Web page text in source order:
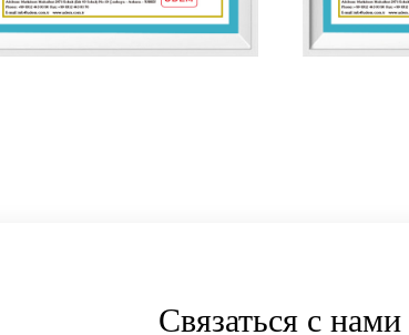
Связаться с нами